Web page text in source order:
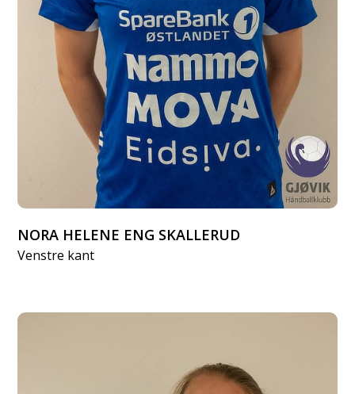
NORA HELENE ENG SKALLERUD
Venstre kant